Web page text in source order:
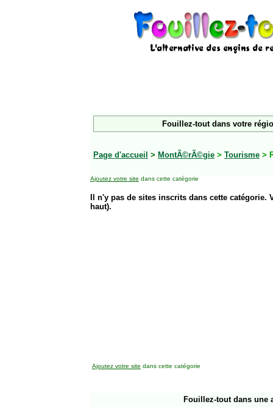
Fouillez-tout dans votre
Page d'accueil > MontÃ©rÃ©gie > Tourisme >
Ajoutez votre site dans cette catégorie
Il n'y pas de sites inscrits dans cette
haut).
Ajoutez votre site dans cette catégorie
Fouillez-tout dans une